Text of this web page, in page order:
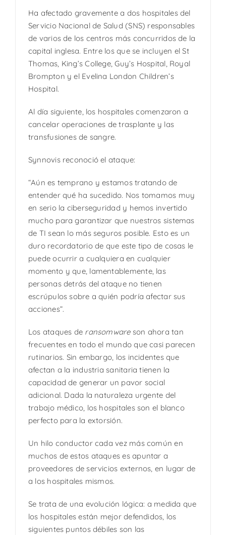
Ha afectado gravemente a dos hospitales del
Servicio Nacional de Salud (SNS) responsables
de varios de los centros más concurridos de la
capital inglesa. Entre los que se incluyen el St
Thomas, King’s College, Guy’s Hospital, Royal
Brompton y el Evelina London Children’s
Hospital.
Al día siguiente, los hospitales comenzaron a
cancelar operaciones de trasplante y las
transfusiones de sangre.
Synnovis reconoció el ataque:
“Aún es temprano y estamos tratando de
entender qué ha sucedido. Nos tomamos muy
en serio la ciberseguridad y hemos invertido
mucho para garantizar que nuestros sistemas
de TI sean lo más seguros posible. Esto es un
duro recordatorio de que este tipo de cosas le
puede ocurrir a cualquiera en cualquier
momento y que, lamentablemente, las
personas detrás del ataque no tienen
escrúpulos sobre a quién podría afectar sus
acciones”.
Los ataques de ransomware son ahora tan
frecuentes en todo el mundo que casi parecen
rutinarios. Sin embargo, los incidentes que
afectan a la industria sanitaria tienen la
capacidad de generar un pavor social
adicional. Dada la naturaleza urgente del
trabajo médico, los hospitales son el blanco
perfecto para la extorsión.
Un hilo conductor cada vez más común en
muchos de estos ataques es apuntar a
proveedores de servicios externos, en lugar de
a los hospitales mismos.
Se trata de una evolución lógica: a medida que
los hospitales están mejor defendidos, los
siguientes puntos débiles son las